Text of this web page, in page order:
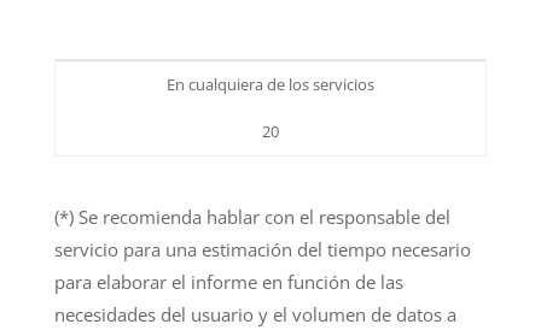
En cualquiera de los servicios
20
(*) Se recomienda hablar con el responsable del
servicio para una estimación del tiempo necesario
para elaborar el informe en función de las
necesidades del usuario y el volumen de datos a